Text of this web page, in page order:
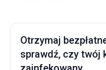
Otrzymaj
sprawdź, czy twój